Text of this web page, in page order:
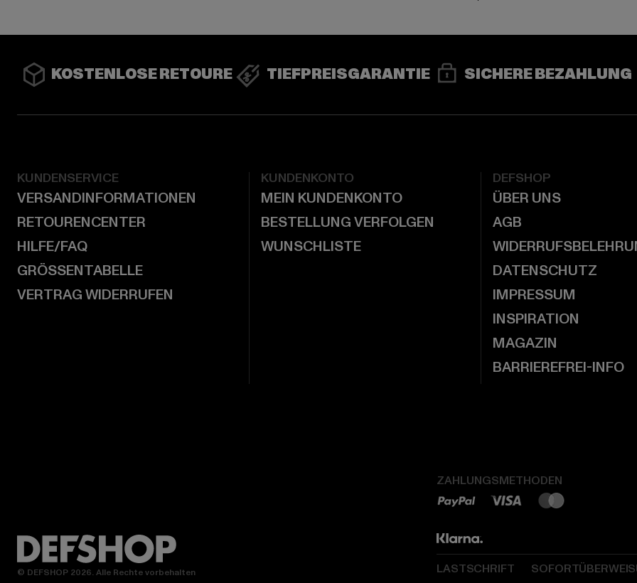
KOSTENLOSE RETOURE TIEFPREISGARANTIE SICHERE BEZAHLUNG
KUNDENSERVICE
VERSANDINFORMATIONEN
RETOURENCENTER
HILFE/FAQ
GRÖSSENTABELLE
VERTRAG WIDERRUFEN
KUNDENKONTO
MEIN KUNDENKONTO
BESTELLUNG VERFOLGEN
WUNSCHLISTE
DEFSHOP
ÜBER UNS
AGB
DATENSCHUTZ
IMPRESSUM
INSPIRATION
MAGAZIN
BARRIEREFREI-INFO
ZAHLUNGSMETHODEN
LASTSCHRIFT
© DEFSHOP 2026. Alle Rechte vorbehalten